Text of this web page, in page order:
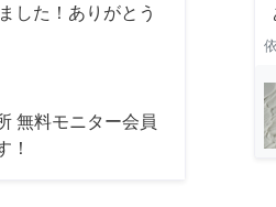
した！ありがとう
無料モニター会員
！